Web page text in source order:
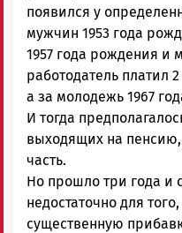
появился у
мужчин 1953 года
1957 года рождения и
работодатель платил
а за молодежь 1967
И тогда
выходящих на пенсию,
часть.
Но прошло три года и
недостаточно для
существенную